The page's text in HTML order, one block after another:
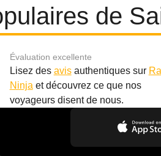
de
Évaluation excellente
Lisez des avisauthentiques sur
Ninja et découvrez ce que nos
voyageurs disent de nous.